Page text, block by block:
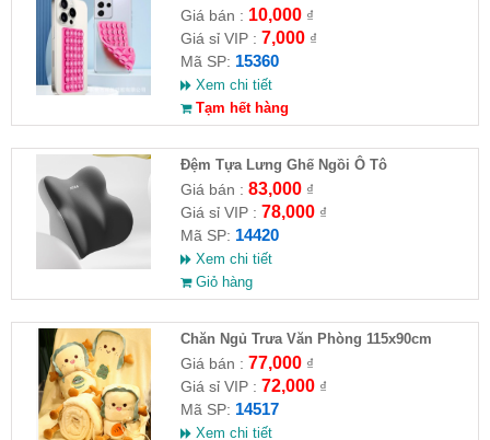
Thoại
Giá bán : 10,000₫
Giá sỉ VIP : 7,000₫
Mã SP: 15360
Xem chi tiết
Tạm hết hàng
Đệm Tựa Lưng Ghế Ngồi Ô Tô
Giá bán : 83,000₫
Giá sỉ VIP : 78,000₫
Mã SP: 14420
Xem chi tiết
Giỏ hàng
Chăn Ngủ Trưa Văn Phòng 115x90cm
Giá bán : 77,000₫
Giá sỉ VIP : 72,000₫
Mã SP: 14517
Xem chi tiết